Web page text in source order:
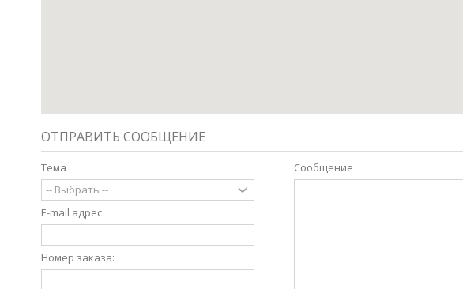
ОТПРАВИТЬ СООБЩЕНИЕ
Тема
E-mail адрес
Номер заказа:
Сообщение